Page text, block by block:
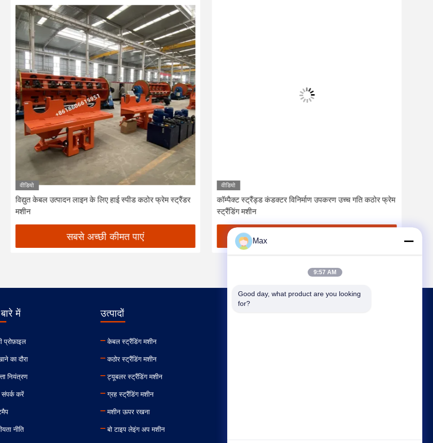
वीडियो
विद्युत केबल उत्पादन लाइन के लिए हाई स्पीड कठोर फ्रेम स्ट्रैंडर
मशीन
सबसे अच्छी कीमत पाएं
वीडियो
कॉम्पैक्ट स्ट्रैंड्ड कंडक्टर विनिर्माण उपकरण उच्च गति कठोर फ्रेम
स्ट्रैंडिंग मशीन
में
प्रोफ़ाइल
का दौरा
नियंत्रण
करें
नीति
उत्पादों
केबल स्ट्रैंडिंग मशीन
कठोर स्ट्रैंडिंग मशीन
ट्यूबलर स्ट्रैंडिंग मशीन
ग्रह स्ट्रैंडिंग मशीन
मशीन ऊपर रखना
बो टाइप लेइंग अप मशीन
Max
9:57 AM
Good day, what product are you looking
for?